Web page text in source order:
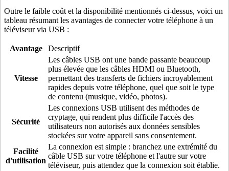
Outre le faible coût et la disponibilité mentionnés ci-dessus, voici un
tableau résumant les avantages de connecter votre téléphone à un
téléviseur via USB :
Avantage Descriptif
Vitesse
Les câbles USB ont une bande passante beaucoup
plus élevée que les câbles HDMI ou Bluetooth,
permettant des transferts de fichiers incroyablement
rapides depuis votre téléphone, quel que soit le type
de contenu (musique, vidéo, photos).
Sécurité
Les connexions USB utilisent des méthodes de
cryptage, qui rendent plus difficile l'accès des
utilisateurs non autorisés aux données sensibles
stockées sur votre appareil sans consentement.
Facilité
d'utilisation
La connexion est simple : branchez une extrémité du
câble USB sur votre téléphone et l'autre sur votre
téléviseur, puis attendez que la connexion soit établie.